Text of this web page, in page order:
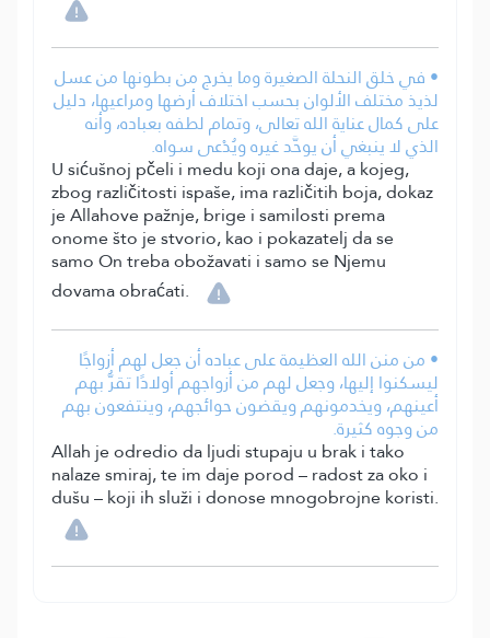
• في خلق النحلة الصغيرة وما يخرج من بطونها من عسل
لذيذ مختلف الألوان بحسب اختلاف أرضها ومراعيها، دليل
على كمال عناية الله تعالى، وتمام لطفه بعباده، وأنه
الذي لا ينبغي أن يوحَّد غيره ويُدْعى سواه.
U sićušnoj pčeli i medu koji ona daje, a kojeg,
zbog različitosti ispaše, ima različitih boja, dokaz
je Allahove pažnje, brige i samilosti prema
onome što je stvorio, kao i pokazatelj da se
samo On treba obožavati i samo se Njemu
dovama obraćati.
• من منن الله العظيمة على عباده أن جعل لهم أزواجًا
ليسكنوا إليها، وجعل لهم من أزواجهم أولادًا تقرُّ بهم
أعينهم، ويخدمونهم ويقضون حوائجهم، وينتفعون بهم
من وجوه كثيرة.
Allah je odredio da ljudi stupaju u brak i tako
nalaze smiraj, te im daje porod – radost za oko i
dušu – koji ih služi i donose mnogobrojne koristi.